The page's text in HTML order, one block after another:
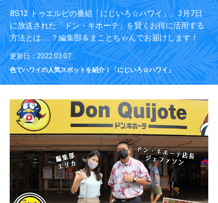
BS12 トゥエルビの番組「にじいろ☆ハワイ」。3月7日
に放送された「ドン・キホーテ」を賢くお得に活用する
方法とは……？編集部＆まことちゃんでお届けします！
更新日：2022.03.07
色でハワイの人気スポットを紹介！「にじいろ☆ハワイ」